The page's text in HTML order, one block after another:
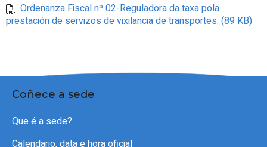
Ordenanza Fiscal nº 02-Reguladora da taxa pola
prestación de servizos de vixilancia de transportes. (89 KB)
Coñece a sede
Que é a sede?